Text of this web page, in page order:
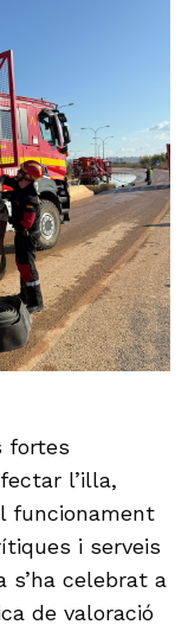
fortes
l’illa,
funcionament
i serveis
s’ha celebrat a
de valoració